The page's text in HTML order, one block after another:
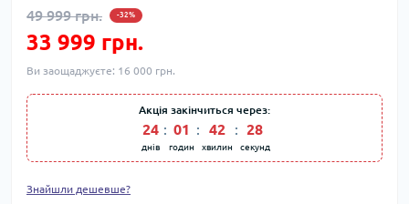
49 999 грн. -32%
33 999 грн.
Ви заощаджуєте: 16 000 грн.
Акція закінчиться через:
24
днів
01
годин
42
хвилин
28
секунд
Знайшли дешевше?